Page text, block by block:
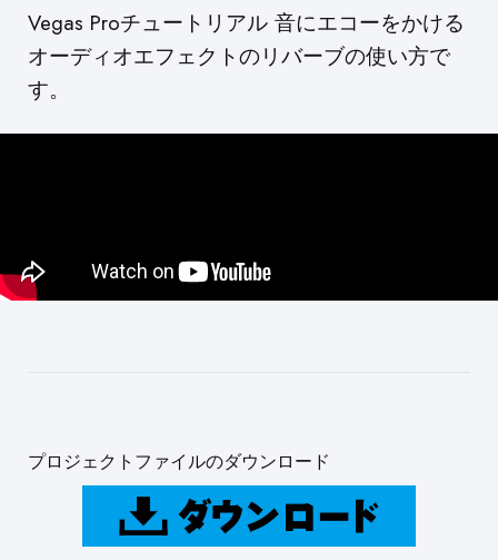
Vegas Proチュートリアル 音にエコーをかける
オーディオエフェクトのリバーブの使い方で
す。
プロジェクトファイルのダウンロード